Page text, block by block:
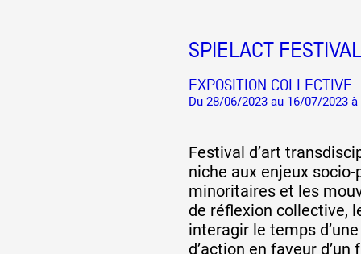
RéseauSPIELACT FESTIVAL
EXPOSITION COLLECTIVE
Du 28/06/2023 au 16/07/2023 à
Festival d’art
niche aux enjeux
minoritaires et les
de réflexion collective,
interagir le temps
d’action en faveur